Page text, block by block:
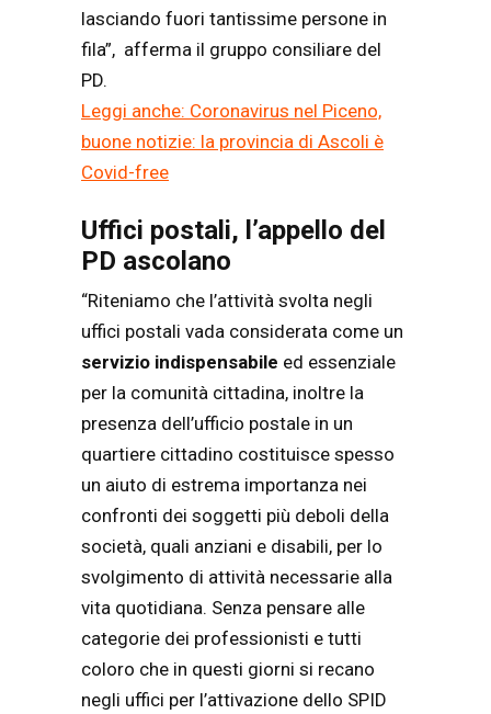
lasciando fuori tantissime persone in
fila”, afferma il gruppo consiliare del
PD.
Leggi anche: Coronavirus nel Piceno,
buone notizie: la provincia di Ascoli è
Covid-free
Uffici postali, l’appello del
PD ascolano
“Riteniamo che l’attività svolta negli
uffici postali vada considerata come un
servizio indispensabile ed essenziale
per la comunità cittadina, inoltre la
presenza dell’ufficio postale in un
quartiere cittadino costituisce spesso
un aiuto di estrema importanza nei
confronti dei soggetti più deboli della
società, quali anziani e disabili, per lo
svolgimento di attività necessarie alla
vita quotidiana. Senza pensare alle
categorie dei professionisti e tutti
coloro che in questi giorni si recano
negli uffici per l’attivazione dello SPID